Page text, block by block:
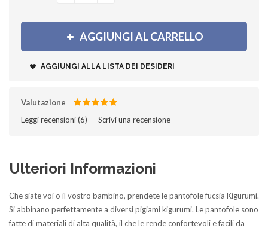
AGGIUNGI AL CARRELLO
AGGIUNGI ALLA LISTA DEI DESIDERI
Valutazione
Leggi recensioni (6)‎ Scrivi una recensione
Ulteriori Informazioni
Che siate voi o il vostro bambino, prendete le pantofole fucsia Kigurumi.
Si abbinano perfettamente a diversi pigiami kigurumi. Le pantofole sono
fatte di materiali di alta qualità, il che le rende confortevoli e facili da